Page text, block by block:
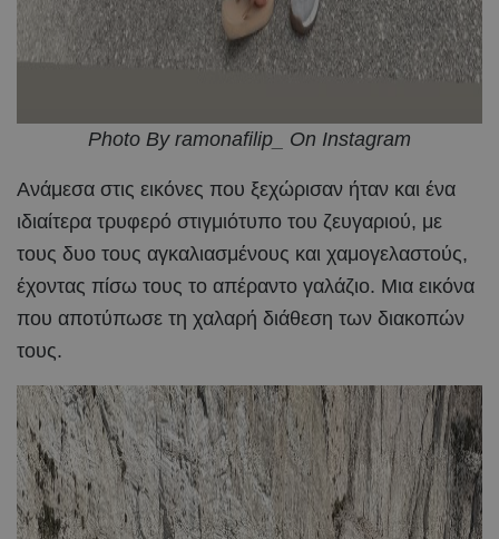
Photo By ramonafilip_ On Instagram
Ανάμεσα στις εικόνες που ξεχώρισαν ήταν και ένα
ιδιαίτερα τρυφερό στιγμιότυπο του ζευγαριού, με
τους δυο τους αγκαλιασμένους και χαμογελαστούς,
έχοντας πίσω τους το απέραντο γαλάζιο. Μια εικόνα
που αποτύπωσε τη χαλαρή διάθεση των διακοπών
τους.